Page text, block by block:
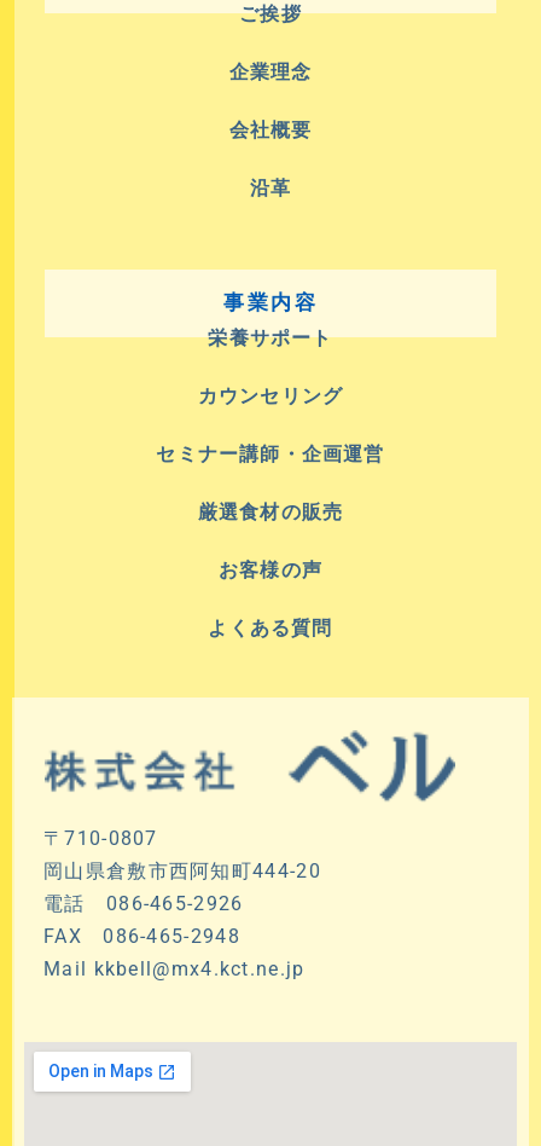
ご挨拶
企業理念
会社概要
沿革
事業内容
栄養サポート
カウンセリング
セミナー講師・企画運営
厳選食材の販売
お客様の声
よくある質問
〒710-0807
岡山県倉敷市西阿知町444-20
電話 086-465-2926
FAX 086-465-2948
Mail kkbell@mx4.kct.ne.jp